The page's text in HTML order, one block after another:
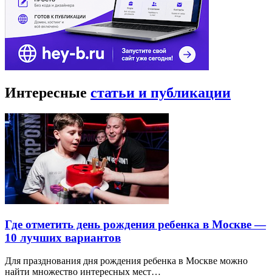
Интересные статьи и публикации
Где отметить день рождения ребенка в Москве —
10 лучших вариантов
Для празднования дня рождения ребенка в Москве можно
найти множество интересных мест…